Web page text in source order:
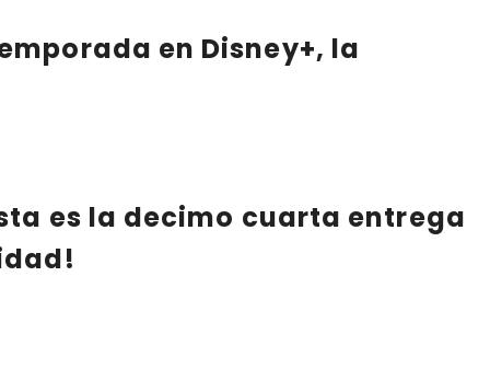
en Disney+, la
es la decimo cuarta entrega